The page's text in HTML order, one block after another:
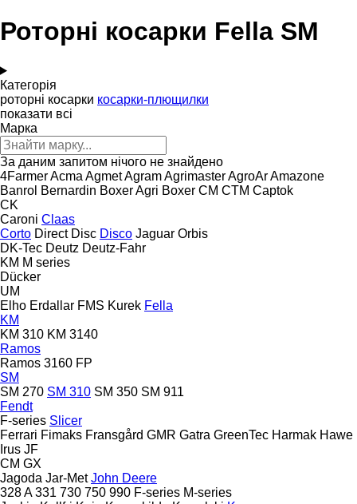
Роторні косарки Fella SM
Категорія
роторні косарки косарки-плющилки
показати всі
Марка
За даним запитом нічого не знайдено
4FarmerAcma AgmetAgramAgrimasterAgroArAmazone
Banrol Bernardin Boxer Agri Boxer CM CTM Captok
CK
Caroni Claas
Corto Direct Disc Disco Jaguar Orbis
DK-Tec Deutz Deutz-Fahr
KM M series
Dücker
UM
Elho Erdallar FMS Kurek Fella
KM
KM 310 KM 3140
Ramos
Ramos 3160 FP
SM
SM 270 SM 310 SM 350 SM 911
Fendt
F-series Slicer
Ferrari Fimaks Fransgård GMR Gatra GreenTec Harmak Hawe
Irus JF
CM GX
Jagoda Jar-Met John Deere
328 A 331 730 750 990 F-series M-series